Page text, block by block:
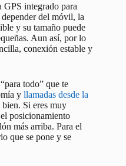
GPS integrado para
del móvil, la
y su tamaño puede
Aun así, por lo
conexión estable y
todo” que te
y llamadas desde la
Si eres muy
posicionamiento
más arriba. Para el
que se pone y se